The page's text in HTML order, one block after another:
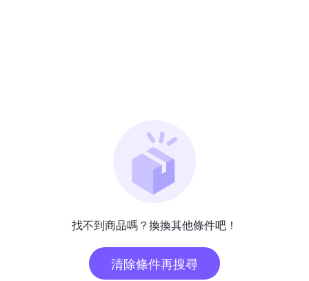
找不到商品嗎？換換其他條件吧！
清除條件再搜尋